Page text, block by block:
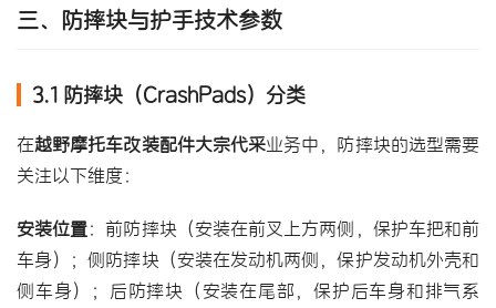
三、防摔块与护手技术参数
3.1 防摔块（CrashPads）分类
在越野摩托车改装配件大宗代采业务中，防摔块的选型需要
关注以下维度：
安装位置：前防摔块（安装在前叉上方两侧，保护车把和前
车身）；侧防摔块（安装在发动机两侧，保护发动机外壳和
侧车身）；后防摔块（安装在尾部，保护后车身和排气系